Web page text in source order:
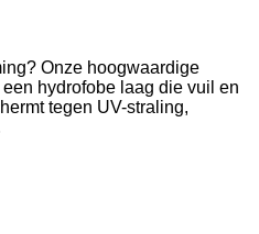
Onze hoogwaardige
hydrofobe laag die vuil en
tegen UV-straling,